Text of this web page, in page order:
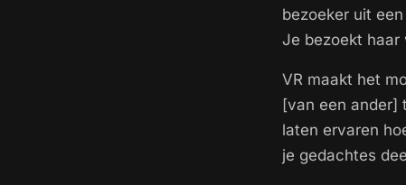
bezoeker uit
Je bezoekt haar
VR maakt het
[van een ander]
laten ervaren
je gedachtes